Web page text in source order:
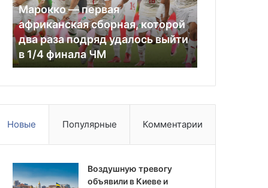
которой
два
раза
подряд
удалось
выйти
финала
Марокко — первая
африканская сборная, которой
два раза подряд удалось выйти
в 1/4 финала ЧМ
стройматериалы
Новые Популярные Комментарии
Воздушную тревогу
объявили в Киеве и